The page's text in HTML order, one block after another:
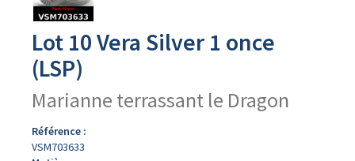
Lot 10 Vera Silver 1 once
(LSP)
Marianne terrassant le Dragon
Référence :
VSM703633